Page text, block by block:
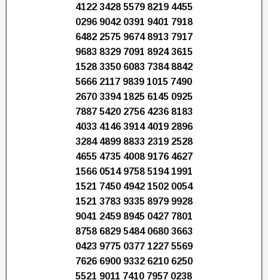
4122 3428 5579 8219 4455
0296 9042 0391 9401 7918
6482 2575 9674 8913 7917
9683 8329 7091 8924 3615
1528 3350 6083 7384 8842
5666 2117 9839 1015 7490
2670 3394 1825 6145 0925
7887 5420 2756 4236 8183
4033 4146 3914 4019 2896
3284 4899 8833 2319 2528
4655 4735 4008 9176 4627
1566 0514 9758 5194 1991
1521 7450 4942 1502 0054
1521 3783 9335 8979 9928
9041 2459 8945 0427 7801
8758 6829 5484 0680 3663
0423 9775 0377 1227 5569
7626 6900 9332 6210 6250
5521 9011 7410 7957 0238